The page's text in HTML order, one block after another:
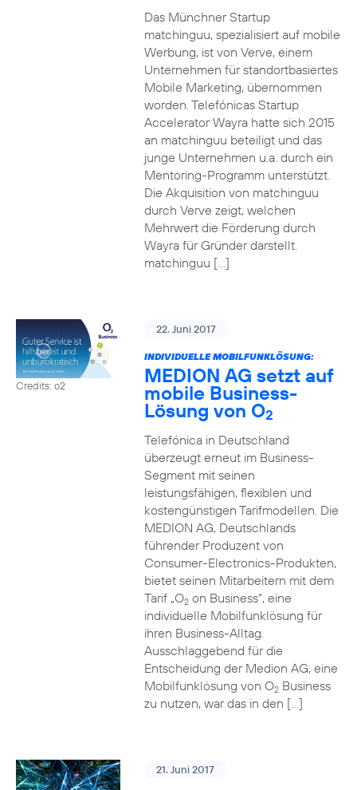
Das Münchner Startup
matchinguu, spezialisiert auf mobile
Werbung, ist von Verve, einem
Unternehmen für standortbasiertes
Mobile Marketing, übernommen
worden. Telefónicas Startup
Accelerator Wayra hatte sich 2015
an matchinguu beteiligt und das
junge Unternehmen u.a. durch ein
Mentoring-Programm unterstützt.
Die Akquisition von matchinguu
durch Verve zeigt, welchen
Mehrwert die Förderung durch
Wayra für Gründer darstellt.
matchinguu […]
Credits: o2
22. Juni 2017
INDIVIDUELLE MOBILFUNKLÖSUNG:
MEDION AG setzt auf
mobile Business-
Lösung von O2
Telefónica in Deutschland
überzeugt erneut im Business-
Segment mit seinen
leistungsfähigen, flexiblen und
kostengünstigen Tarifmodellen. Die
MEDION AG, Deutschlands
führender Produzent von
Consumer-Electronics-Produkten,
bietet seinen Mitarbeitern mit dem
Tarif „O2on Business“, eine
individuelle Mobilfunklösung für
ihren Business-Alltag.
Ausschlaggebend für die
Entscheidung der Medion AG, eine
Mobilfunklösung von O2Business
zu nutzen, war das in den […]
21. Juni 2017